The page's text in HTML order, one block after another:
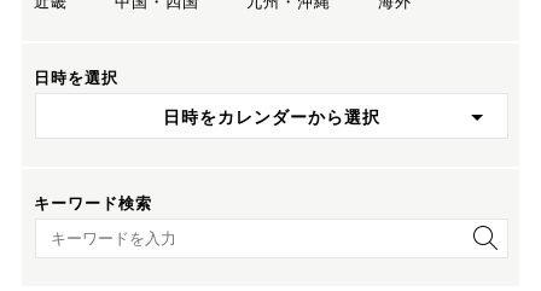
日時を選択
日時をカレンダーから選択
キーワード検索
キーワード検索